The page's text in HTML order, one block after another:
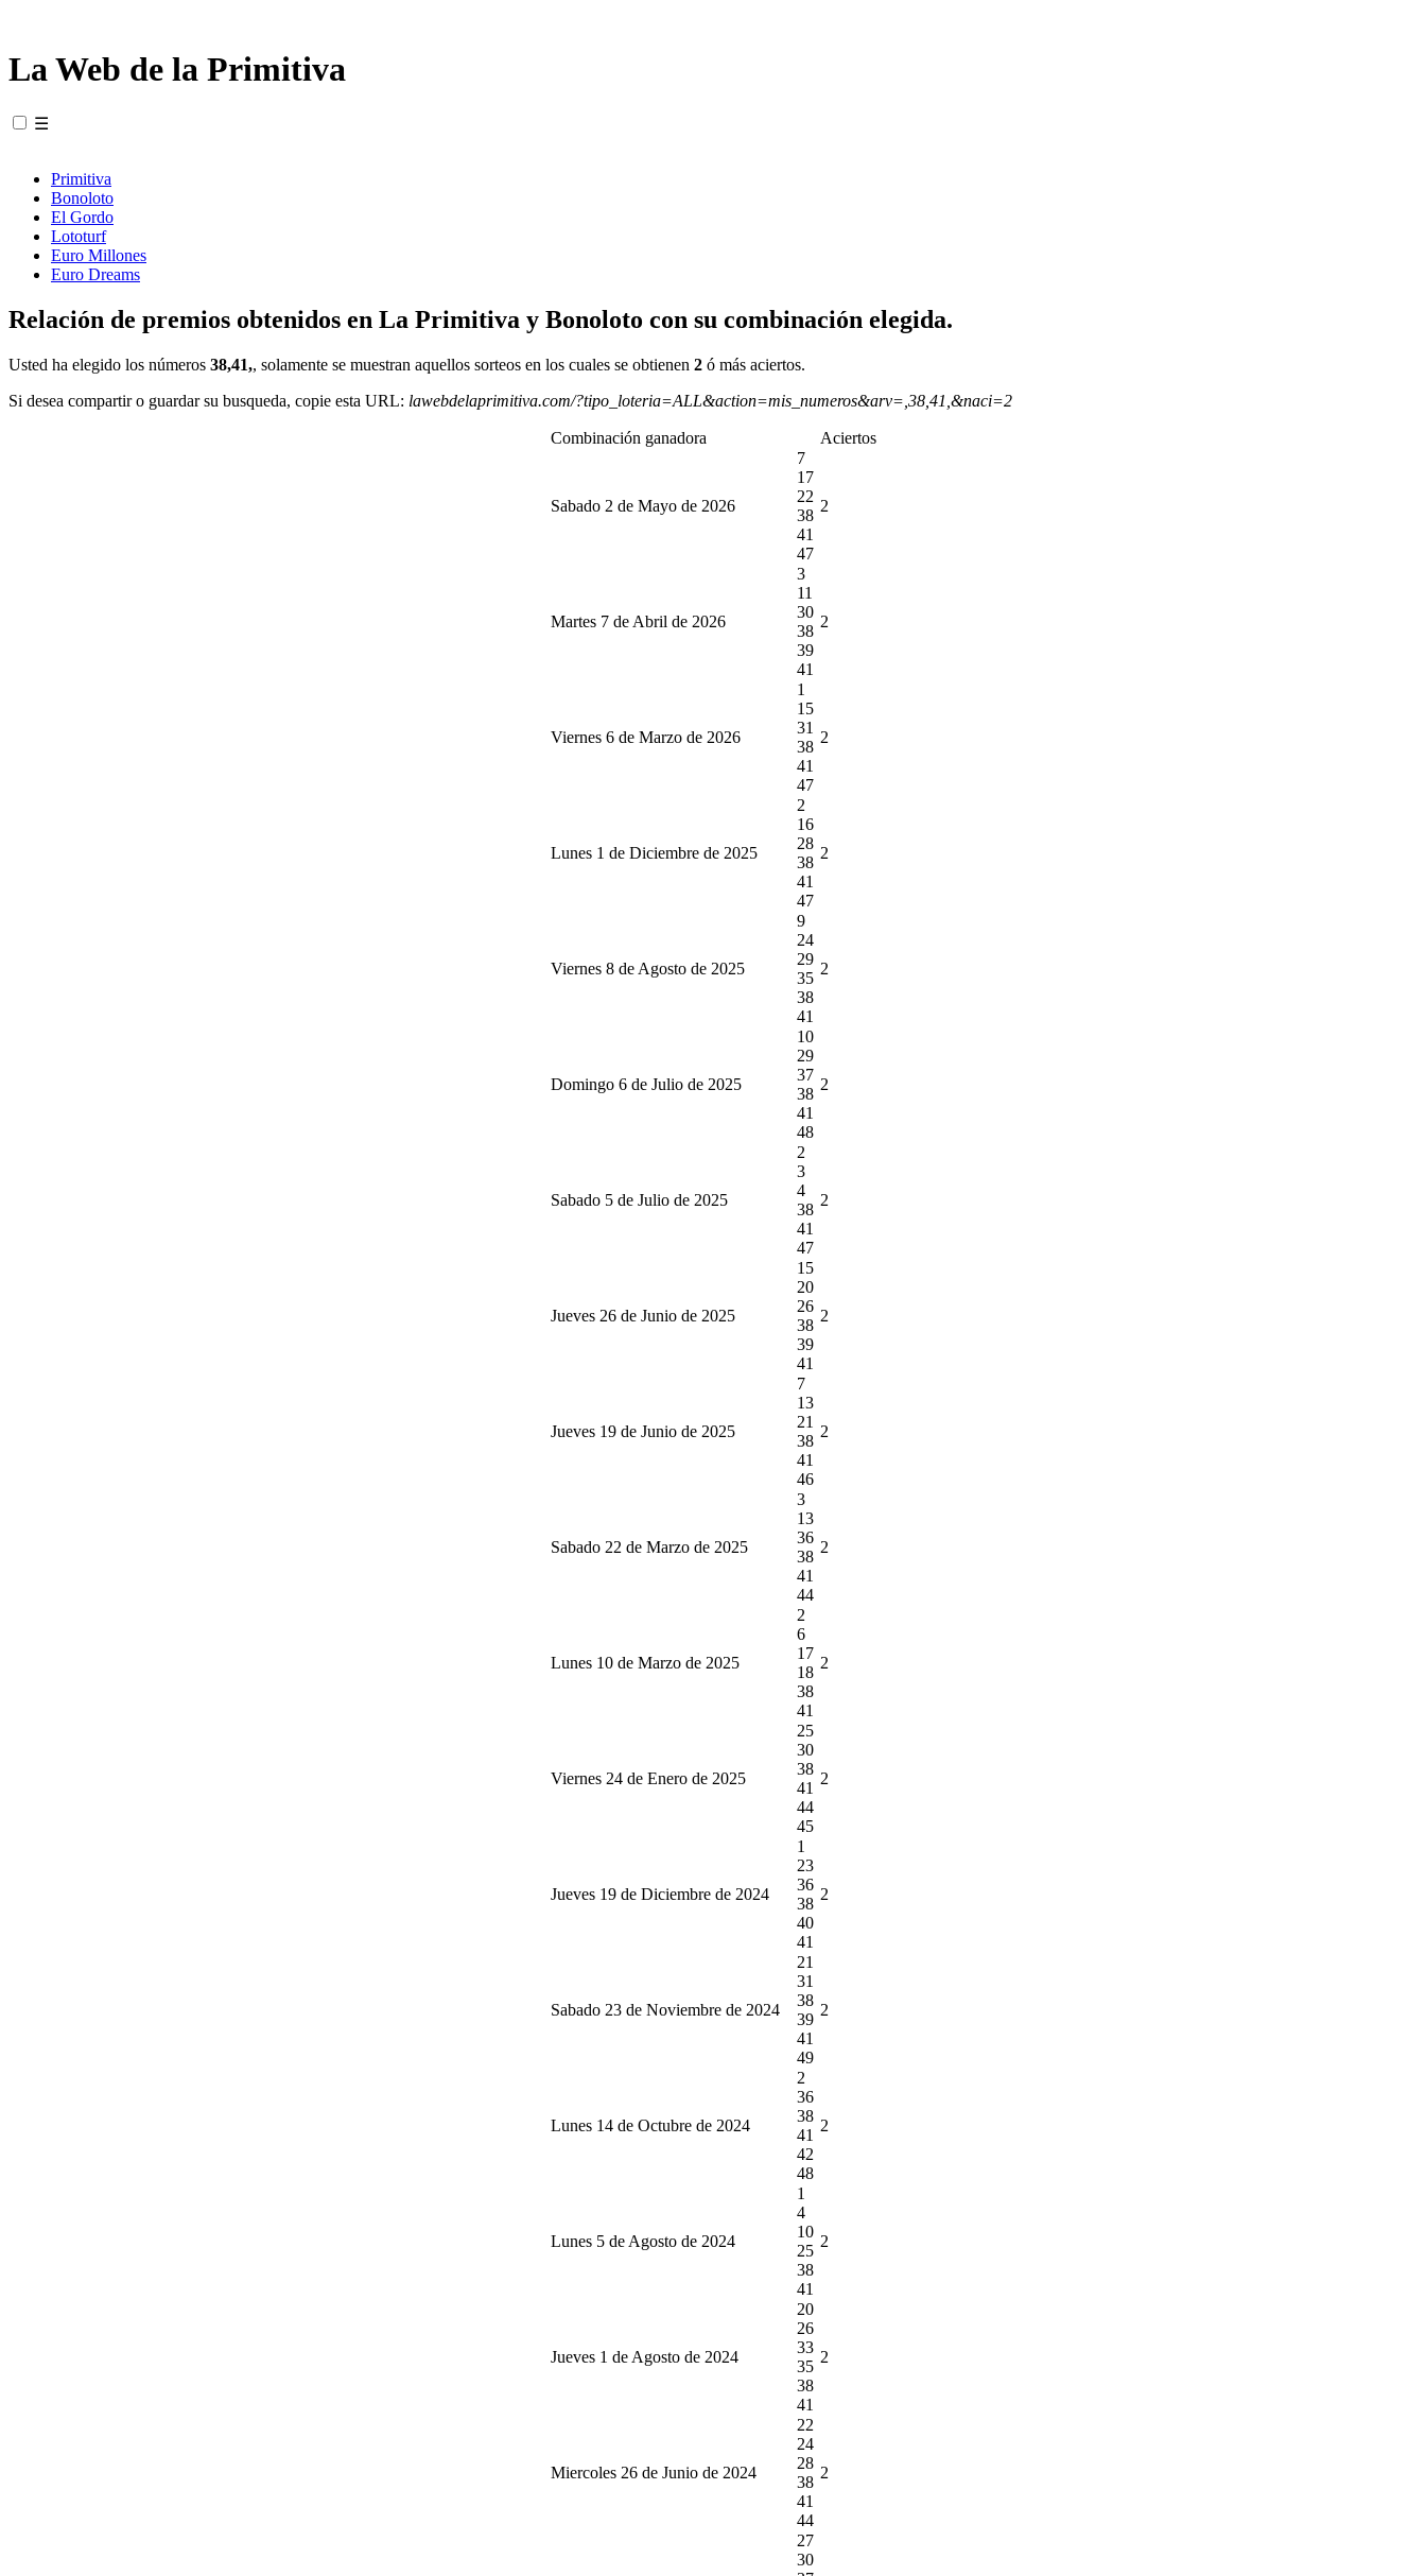
La Web de la Primitiva
☰
Primitiva
Bonoloto
El Gordo
Lototurf
Euro Millones
Euro Dreams
Relación de premios obtenidos en La Primitiva y Bonoloto con su combinación elegida.
Usted ha elegido los números 38,41,, solamente se muestran aquellos sorteos en los cuales se obtienen 2 ó más aciertos.
Si desea compartir o guardar su busqueda, copie esta URL: lawebdelaprimitiva.com/?tipo_loteria=ALL&action=mis_numeros&arv=,38,41,&naci=2
Combinación ganadora Aciertos
Sabado 2 de Mayo de 2026
7
17
22
38
41
47
2
Martes 7 de Abril de 2026
3
11
30
38
39
41
2
Viernes 6 de Marzo de 2026
1
15
31
38
41
47
2
Lunes 1 de Diciembre de 2025
2
16
28
38
41
47
2
Viernes 8 de Agosto de 2025
9
24
29
35
38
41
2
Domingo 6 de Julio de 2025
10
29
37
38
41
48
2
Sabado 5 de Julio de 2025
2
3
4
38
41
47
2
Jueves 26 de Junio de 2025
15
20
26
38
39
41
2
Jueves 19 de Junio de 2025
7
13
21
38
41
46
2
Sabado 22 de Marzo de 2025
3
13
36
38
41
44
2
Lunes 10 de Marzo de 2025
2
6
17
18
38
41
2
Viernes 24 de Enero de 2025
25
30
38
41
44
45
2
Jueves 19 de Diciembre de 2024
1
23
36
38
40
41
2
Sabado 23 de Noviembre de 2024
21
31
38
39
41
49
2
Lunes 14 de Octubre de 2024
2
36
38
41
42
48
2
Lunes 5 de Agosto de 2024
1
4
10
25
38
41
2
Jueves 1 de Agosto de 2024
20
26
33
35
38
41
2
Miercoles 26 de Junio de 2024
22
24
28
38
41
44
2
27
30